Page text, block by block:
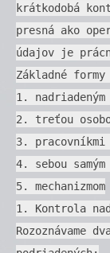
krátkodobá
presná ako
údajov je
Základné
1. nadriadeným
2. treťou
3. pracovníkmi
4. sebou
5. mechanizmom
1. Kontrola
Rozoznávame